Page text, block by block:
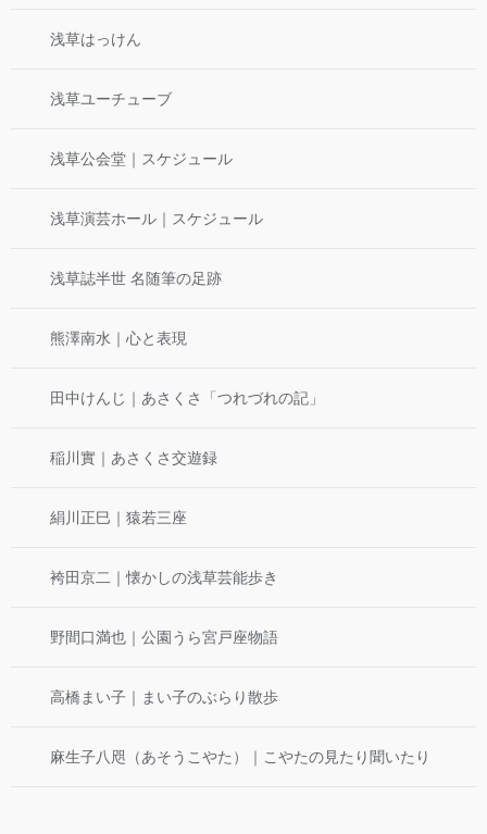
浅草はっけん
浅草ユーチューブ
浅草公会堂｜スケジュール
浅草演芸ホール｜スケジュール
浅草誌半世 名随筆の足跡
熊澤南水｜心と表現
田中けんじ｜あさくさ「つれづれの記」
稲川實｜あさくさ交遊録
絹川正巳｜猿若三座
袴田京二｜懐かしの浅草芸能歩き
野間口満也｜公園うら宮戸座物語
高橋まい子｜まい子のぶらり散歩
麻生子八咫（あそうこやた）｜こやたの見たり聞いたり